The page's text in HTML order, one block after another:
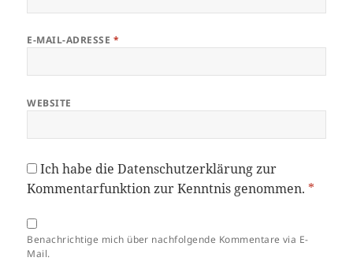
E-MAIL-ADRESSE *
WEBSITE
Ich habe dieDatenschutzerklärungzur
Kommentarfunktion zur Kenntnis genommen. *
Benachrichtige mich über nachfolgende Kommentare via E-
Mail.